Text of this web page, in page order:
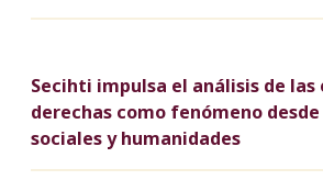
Secihti impulsa el análisis de
derechas como fenómeno
sociales y humanidades